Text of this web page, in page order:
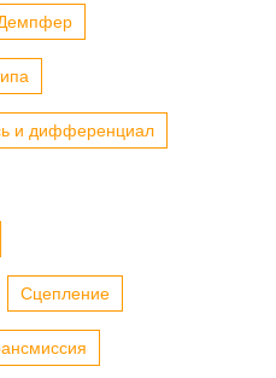
и дифференциал
Сцепление